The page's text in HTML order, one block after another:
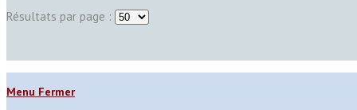
Résultats par page :
Menu Fermer